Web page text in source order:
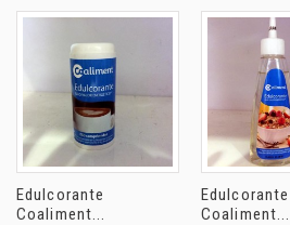
Edulcorante
Coaliment...
Edulcorante
Coaliment...